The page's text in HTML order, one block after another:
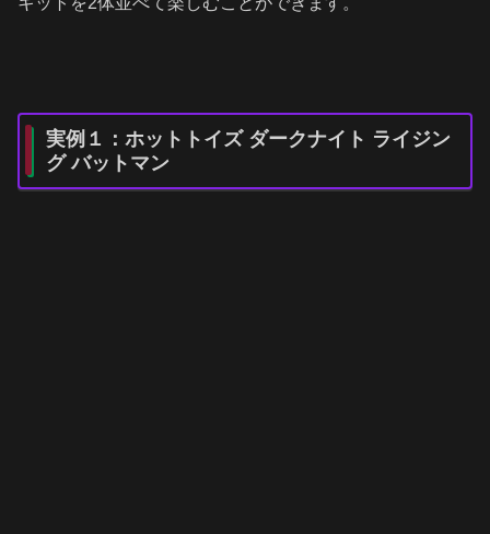
実例１：ホットトイズ ダークナイト ライジン
グ バットマン